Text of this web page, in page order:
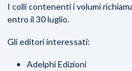
I colli contenenti i volumi
entro il 30 luglio.
Gli editori interessati:
Adelphi Edizioni